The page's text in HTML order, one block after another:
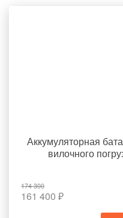
Аккумуляторная
вилочного
174 300
161 400 ₽